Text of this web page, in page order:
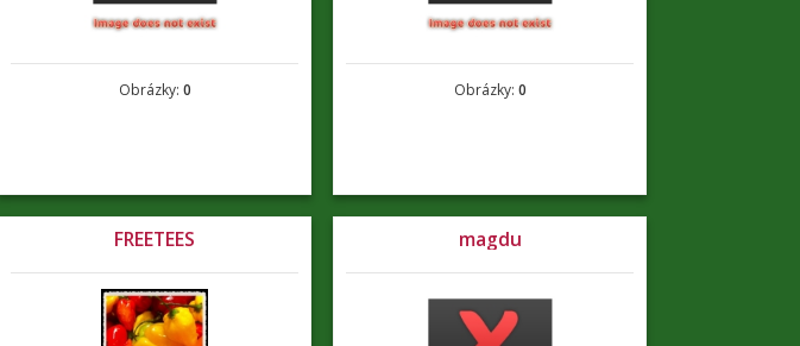
Obrázky: 0 Obrázky: 0
FREETEES magdu